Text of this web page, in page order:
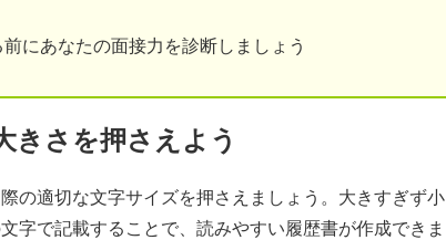
にあなたの面接力を診断しましょう
きさを押さえよう
の適切な文字サイズを押さえましょう。大きすぎず小
字で記載することで、読みやすい履歴書が作成できま